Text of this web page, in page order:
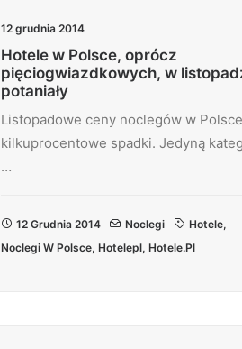
12 grudnia 2014
Hotele w Polsce, oprócz
pięciogwiazdkowych, w
potaniały
Listopadowe ceny noclegów w
kilkuprocentowe spadki. Jedyną
…
12 Grudnia 2014 Noclegi Hotele,
Noclegi W Polsce, Hotelepl, Hotele.pl